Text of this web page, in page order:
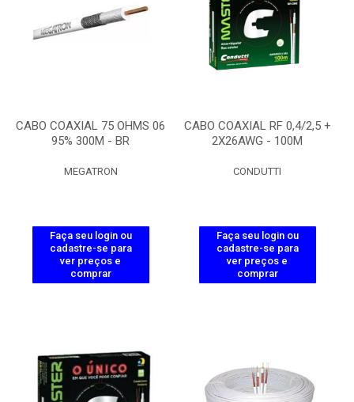
CABO COAXIAL 75 OHMS 06
95% 300M - BR
MEGATRON
Faça seu login ou
cadastre-se para
ver preços e
comprar
CABO COAXIAL RF 0,4/2,5 +
2X26AWG - 100M
CONDUTTI
Faça seu login ou
cadastre-se para
ver preços e
comprar